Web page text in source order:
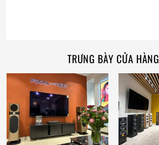
TRƯNG BÀY CỬA HÀNG